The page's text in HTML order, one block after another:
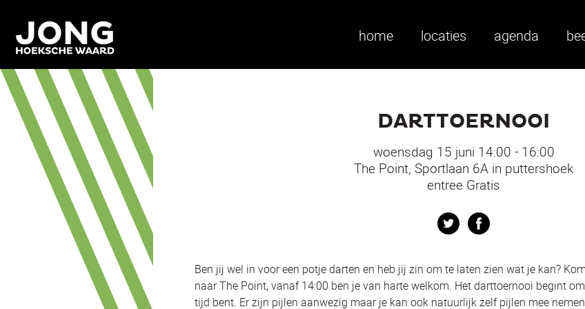
home locaties agenda
DARTTOERNOOI
woensdag 15 juni 14:00 - 16:00
The Point, Sportlaan 6A in puttershoek
entree Gratis
Twitter
Ben jij wel in voor een potje darten en heb jij zin om te laten zien wat je kan?
naar The Point, vanaf 14:00 ben je van harte welkom. Het darttoernooi begint
tijd bent. Er zijn pijlen aanwezig maar je kan ook natuurlijk zelf pijlen mee